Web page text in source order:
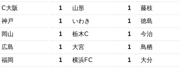
C大阪
神戸
岡山
広島
福岡
1
山形 1
藤枝
1
いわき 1
徳島
1
栃木C 1
今治
1
大宮 1
鳥栖
1
横浜FC 1
大分